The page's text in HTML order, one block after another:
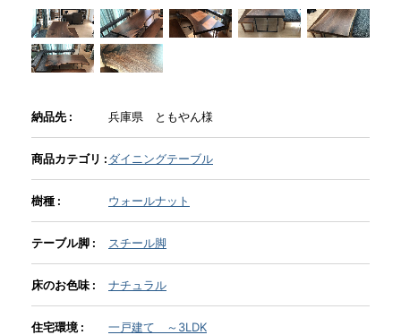
納品事例
INFORMATION
MOKUBA CHANNEL
よくあるご質問
お問い合わせ
納品先 : 兵庫県 ともやん様
商品カテゴリ :ダイニングテーブル
樹種 : ウォールナット
テーブル脚 : スチール脚
床のお色味 : ナチュラル
住宅環境 : 一戸建て ～3LDK